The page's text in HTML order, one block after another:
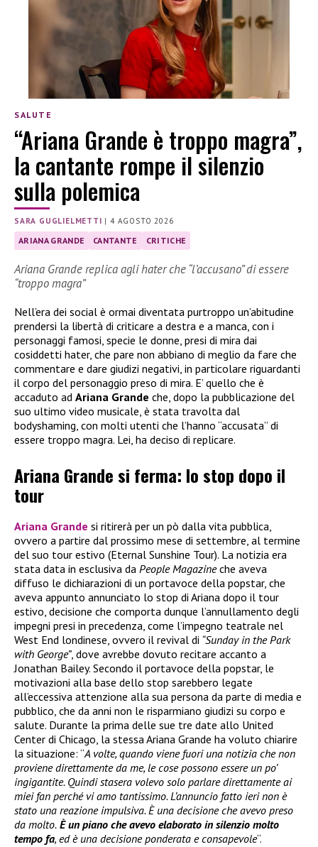
SALUTE
“Ariana Grande è troppo magra”,
la cantante rompe il silenzio
sulla polemica
SARA GUGLIELMETTI |4 AGOSTO 2026
ARIANA GRANDE CANTANTE CRITICHE
Ariana Grande replica agli hater che “l’accusano” di essere
“troppo magra”
Nell’era dei social è ormai diventata purtroppo un’abitudine
prendersi la libertà di criticare a destra e a manca, con i
personaggi famosi, specie le donne, presi di mira dai
cosiddetti hater, che pare non abbiano di meglio da fare che
commentare e dare giudizi negativi, in particolare riguardanti
il corpo del personaggio preso di mira. E’ quello che è
accaduto ad Ariana Grande che, dopo la pubblicazione del
suo ultimo video musicale, è stata travolta dal
bodyshaming, con molti utenti che l’hanno “accusata” di
essere troppo magra. Lei, ha deciso di replicare.
Ariana Grande si ferma: lo stop dopo il
tour
Ariana Grande si ritirerà per un pò dalla vita pubblica,
ovvero a partire dal prossimo mese di settembre, al termine
del suo tour estivo (Eternal Sunshine Tour). La notizia era
stata data in esclusiva da People Magazineche aveva
diffuso le dichiarazioni di un portavoce della popstar, che
aveva appunto annunciato lo stop di Ariana dopo il tour
estivo, decisione che comporta dunque l’annullamento degli
impegni presi in precedenza, come l’impegno teatrale nel
West End londinese, ovvero il revival di “Sunday in the Park
with George”, dove avrebbe dovuto recitare accanto a
Jonathan Bailey. Secondo il portavoce della popstar, le
motivazioni alla base dello stop sarebbero legate
all’eccessiva attenzione alla sua persona da parte di media e
pubblico, che da anni non le risparmiano giudizi su corpo e
salute. Durante la prima delle sue tre date allo United
Center di Chicago, la stessa Ariana Grande ha voluto chiarire
la situazione: “A volte, quando viene fuori una notizia che non
proviene direttamente da me, le cose possono essere un po’
ingigantite. Quindi stasera volevo solo parlare direttamente ai
miei fan perché vi amo tantissimo. L’annuncio fatto ieri non è
stato una reazione impulsiva. È una decisione che avevo preso
da molto. È un piano che avevo elaborato in silenzio molto
tempo fa, ed è una decisione ponderata e consapevole“.